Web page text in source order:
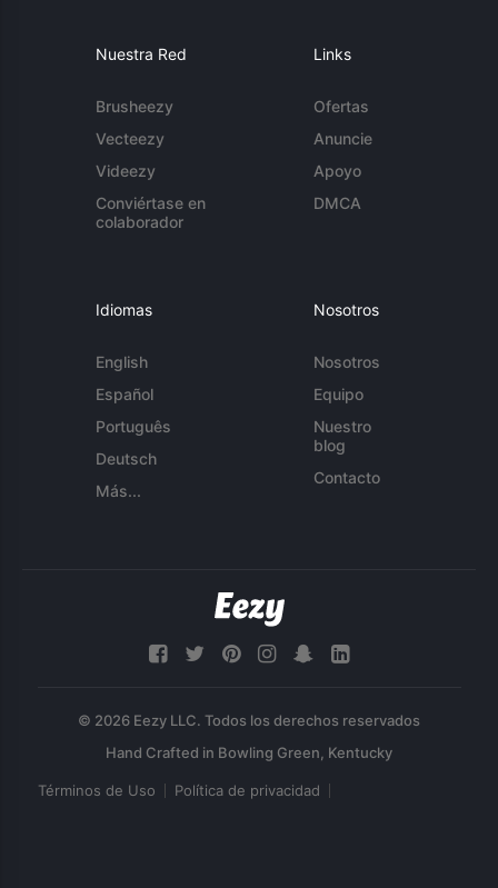
Nuestra Red
Brusheezy
Vecteezy
Videezy
Conviértase en
colaborador
Links
Ofertas
Anuncie
Apoyo
DMCA
Idiomas
English
Español
Português
Deutsch
Más...
Nosotros
Nosotros
Equipo
Nuestro
blog
Contacto
© 2026 Eezy LLC. Todos los derechos reservados
Términos de Uso Política de privacidad